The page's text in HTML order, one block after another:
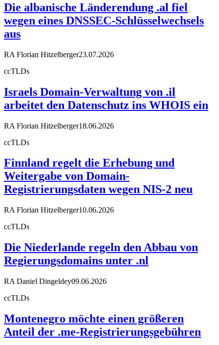
Die albanische Länderendung .al fiel
wegen eines DNSSEC-Schlüsselwechsels
aus
RA Florian Hitzelberger23.07.2026
ccTLDs
Israels Domain-Verwaltung von .il
arbeitet den Datenschutz ins WHOIS ein
RA Florian Hitzelberger18.06.2026
ccTLDs
Finnland regelt die Erhebung und
Weitergabe von Domain-
Registrierungsdaten wegen NIS-2 neu
RA Florian Hitzelberger10.06.2026
ccTLDs
Die Niederlande regeln den Abbau von
Regierungsdomains unter .nl
RA Daniel Dingeldey09.06.2026
ccTLDs
Montenegro möchte einen größeren
Anteil der .me-Registrierungsgebühren